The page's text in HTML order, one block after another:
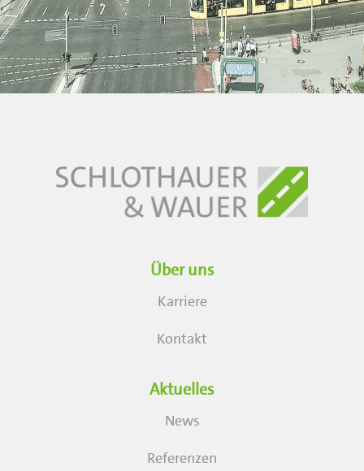
Über uns
Karriere
Kontakt
Aktuelles
News
Referenzen